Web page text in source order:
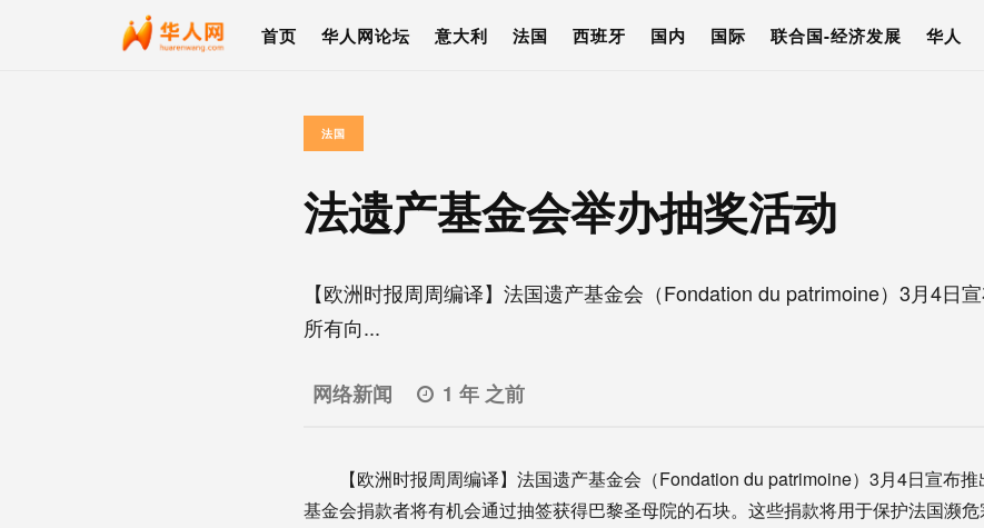
首页 华人网论坛 意大利 法国 西班牙 国内 国际 联合国-经济发展 华人
法国
法遗产基金会举办抽奖活动
【欧洲时报周周编译】法国遗产基金会（Fondation du patrimoine）3月4日
所有向...
网络新闻 1 年 之前
【欧洲时报周周编译】法国遗产基金会（Fondation du patrimoine）3月4日宣布
基金会捐款者将有机会通过抽签获得巴黎圣母院的石块。这些捐款将用于保护法国濒危